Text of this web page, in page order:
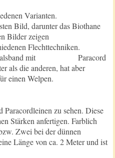
Varianten.
Bild, darunter das Biothane
Bilder zeigen
Flechttechniken.
Halsband mit Paracord
als die anderen, hat aber
einen Welpen.
zu sehen. Diese
Stärken anfertigen. Farblich
Zwei bei der dünnen
Länge von ca. 2 Meter und ist